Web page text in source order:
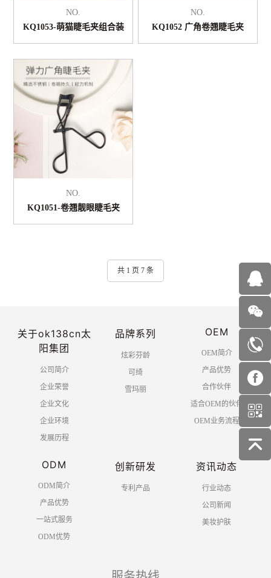
NO.
KQ1053-萌猫睫毛夹组合装
NO.
KQ1052 广角卷翘睫毛夹
NO.
KQ1051-卷翘靓眼睫毛夹
共 1 页 7 条
关于ok138cn太
阳集团
公司简介
企业荣誉
企业文化
企业环境
发展历程
品牌系列
炫彩芬龄
可绮
雪玛丽
OEM
OEM简介
产品优势
合作伙伴
适合OEM的伙伴
OEM业务流程
ODM
ODM简介
产品优势
一站式服务
ODM优势
创新研发
专利产品
资讯动态
行业动态
公司新闻
美妆护肤